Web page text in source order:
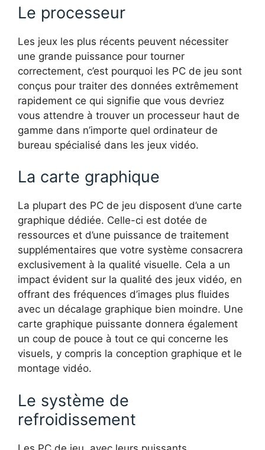
Le processeur
Les jeux les plus récents peuvent nécessiter
une grande puissance pour tourner
correctement, c’est pourquoi les PC de jeu sont
conçus pour traiter des données extrêmement
rapidement ce qui signifie que vous devriez
vous attendre à trouver un processeur haut de
gamme dans n’importe quel ordinateur de
bureau spécialisé dans les jeux vidéo.
La carte graphique
La plupart des PC de jeu disposent d’une carte
graphique dédiée. Celle-ci est dotée de
ressources et d’une puissance de traitement
supplémentaires que votre système consacrera
exclusivement à la qualité visuelle. Cela a un
impact évident sur la qualité des jeux vidéo, en
offrant des fréquences d’images plus fluides
avec un décalage graphique bien moindre. Une
carte graphique puissante donnera également
un coup de pouce à tout ce qui concerne les
visuels, y compris la conception graphique et le
montage vidéo.
Le système de
refroidissement